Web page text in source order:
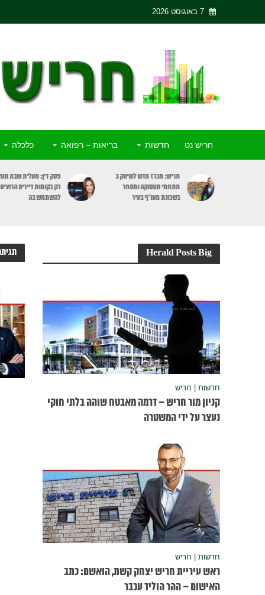
7 באוגוסט 2026
חריש נט חדשות בריאות – רפואה כלכלה
חריש: מכרז חדש לשיווק 3
מתחמי תעסוקה ומסחר
בשכונת מעו”ף בעיר
פסק דין: מעלית שבת
רק בקומות דיירים הרוצים
להשתמש בה
Herald Posts Big
חדשות | חריש
קניון מור חריש – דרמה מאבטח שוהה בלתי חוקי
נעצר על ידי המשטרה
חדשות | חריש
ראש עיריית חריש יצחק קשת, הואשם: כתב
האישום – ההר הוליד עכבר